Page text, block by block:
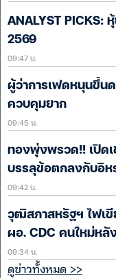
ANALYST PICKS:
2569
09:47 น.
ผู้ว่าการเฟดหนุนขึ้น
ควบคุมยาก
09:45 น.
ทองพุ่งพรวด!! เปิดเ
บรรลุข้อตกลงกับอิห
09:42 น.
วุฒิสภาสหรัฐฯ ไฟเขี
ผอ. CDC คนใหม่หลั
09:34 น.
ดูข่าวทั้งหมด >>